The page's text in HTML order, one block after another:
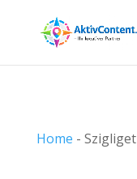
Home - Szigliget